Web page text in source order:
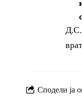
Д.С.
Сподели ја